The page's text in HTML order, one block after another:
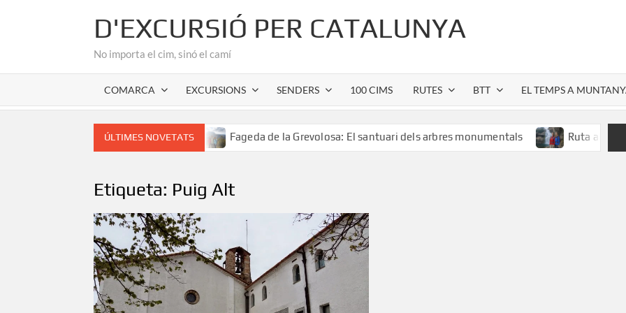
D'EXCURSIÓ PER CATALUNYA
No importa el cim, sinó el camí
COMARCA EXCURSIONS SENDERS 100 CIMS RUTES BTT EL TEMPS A
ÚLTIMES NOVETATS
romànic de l’Alta Garrotxa Fageda de la Grevolosa: El santuari dels arbres monumentals Ruta al Salt de Sallent:
Etiqueta: Puig Alt